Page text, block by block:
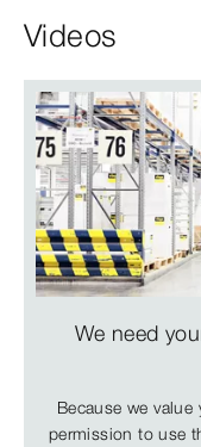
Videos
We need
Because we
permission to use